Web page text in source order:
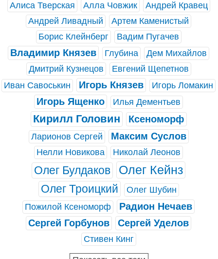
Алиса Тверская
Алла Човжик
Андрей Кравец
Андрей Ливадный
Артем Каменистый
Борис Клейнберг
Вадим Пугачев
Владимир Князев Глубина
Дем Михайлов
Дмитрий Кузнецов
Евгений Щепетнов
Иван Савоськин
Игорь Князев Игорь Ломакин
Игорь Ященко Илья Дементьев
Кирилл Головин Ксеноморф
Ларионов Сергей Максим Суслов
Нелли Новикова Николай Леонов
Олег Булдаков Олег Кейнз
Олег Троицкий
Олег Шубин
Пожилой Ксеноморф
Радион Нечаев
Сергей Горбунов
Сергей Уделов
Стивен Кинг